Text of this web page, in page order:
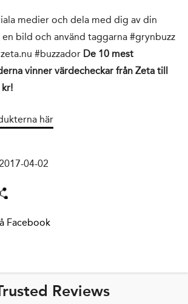
medier och dela med dig av din
bild och använd taggarna #grynbuzz
#buzzador De 10 mest
vinner värdecheckar från Zeta till
här
04-02
Facebook
Reviews